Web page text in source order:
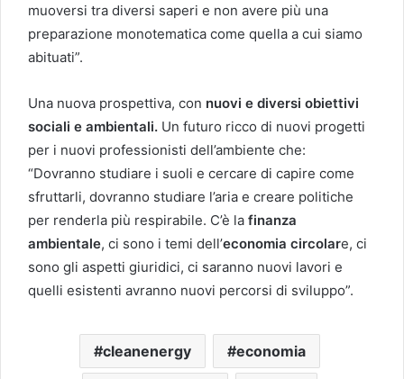
muoversi tra diversi saperi e non avere più una
preparazione monotematica come quella a cui siamo
abituati”.
Una nuova prospettiva, con nuovi e diversi obiettivi
sociali e ambientali. Un futuro ricco di nuovi progetti
per i nuovi professionisti dell’ambiente che:
“Dovranno studiare i suoli e cercare di capire come
sfruttarli, dovranno studiare l’aria e creare politiche
per renderla più respirabile. C’è la finanza
ambientale, ci sono i temi dell’economia circolare, ci
sono gli aspetti giuridici, ci saranno nuovi lavori e
quelli esistenti avranno nuovi percorsi di sviluppo”.
cleanenergy economia